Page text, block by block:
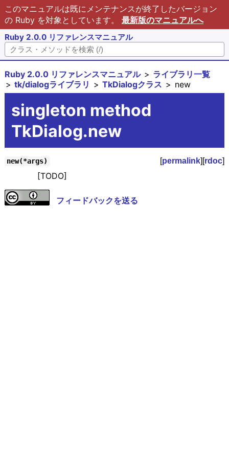
このマニュアルは既にメンテナンスが終了したバージョン
の Ruby を対象としています。 最新版のマニュアルへ
Ruby 2.0.0 リファレンスマニュアル
Ruby 2.0.0 リファレンスマニュアル
ライブラリ一覧
tk/dialogライブラリ
TkDialogクラス new
singleton method
TkDialog.new
new(*args) [permalink][rdoc]
[TODO]
フィードバックを送る